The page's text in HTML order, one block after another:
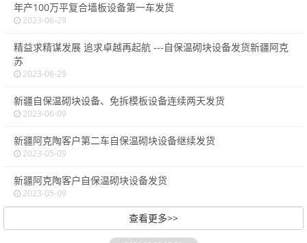
年产100万平复合墙板设备第一车发货
2023-06-29
精益求精谋发展 追求卓越再起航 ---自保温砌块设备发货新疆阿克
苏
2023-06-29
新疆自保温砌块设备、免拆模板设备连续两天发货
2023-06-09
新疆阿克陶客户第二车自保温砌块设备继续发货
2023-05-09
新疆阿克陶客户自保温砌块设备发货
2023-05-09
查看更多>>